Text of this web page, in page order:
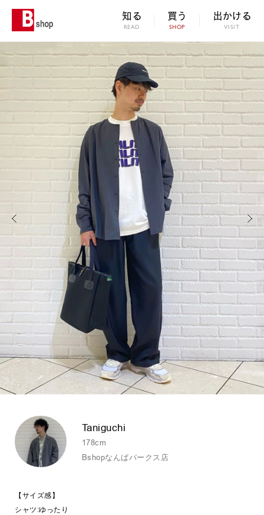
知る
READ
買う
SHOP
出かける
VISIT
Taniguchi
178cm
Bshopなんばパークス店
【サイズ感】
シャツ:ゆったり